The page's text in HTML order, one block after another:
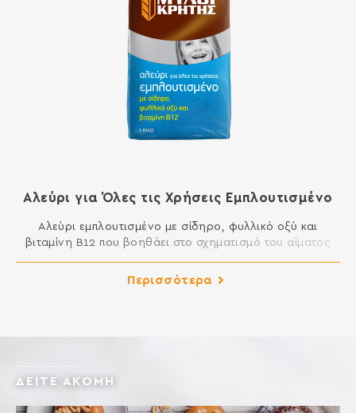
Αλεύρι για Όλες τις Χρήσεις Εμπλουτισμένο
Αλεύρι εμπλουτισμένο με σίδηρο, φυλλικό οξύ και
βιταμίνη Β12 που βοηθάει στο σχηματισμό του αίματος
όλες τις χρήσεις. O εμπλουτισμός του αλεύρου με σίδηρο
και βιταμίνες είναι μία διεθνής πρακτική. Σύμφωνα με
Περισσότερα
ΔΕΙΤΕ ΑΚΟΜΗ